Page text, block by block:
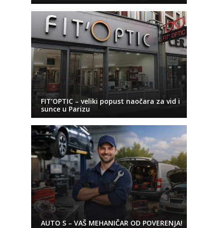
FIT’OPTIC – veliki popust naočara za vid i
sunce u Parizu
AUTO S – VAŠ MEHANIČAR OD POVERENJA!